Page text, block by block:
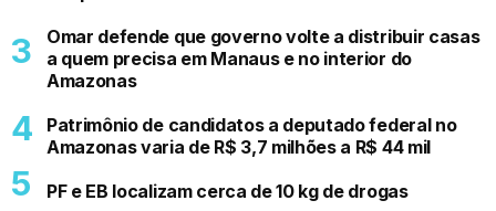
Omar defende que governo volte a distribuir casas
a quem precisa em Manaus e no interior do
Amazonas
Patrimônio de candidatos a deputado federal no
Amazonas varia de R$ 3,7 milhões a R$ 44 mil
PF e EB localizam cerca de 10 kg de drogas